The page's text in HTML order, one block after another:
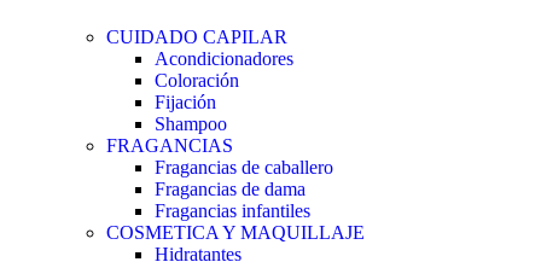
CUIDADO CAPILAR
Acondicionadores
Coloración
Fijación
Shampoo
FRAGANCIAS
Fragancias de caballero
Fragancias de dama
Fragancias infantiles
COSMETICA Y MAQUILLAJE
Hidratantes